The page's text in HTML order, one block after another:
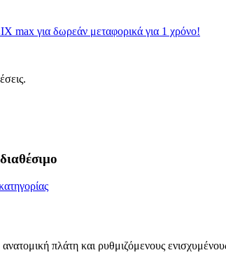
max για δωρεάν μεταφορικά για 1 χρόνο!
ανατομική πλάτη και ρυθμιζόμενους